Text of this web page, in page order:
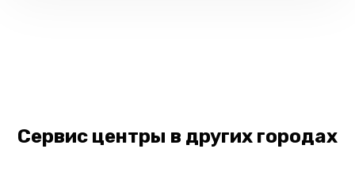
Сервис центры в других городах